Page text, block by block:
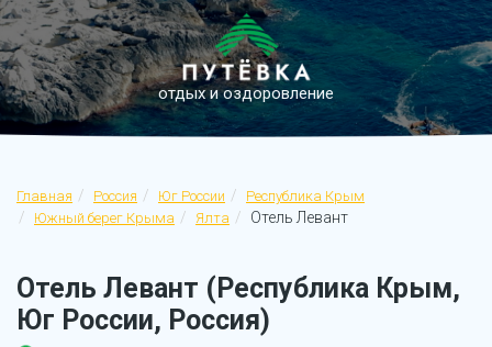
отдых и оздоровление
Главная Россия Юг России
Республика Крым
Южный берег Крыма
Ялта Отель Левант
Отель Левант (Республика Крым,
Юг России, Россия)